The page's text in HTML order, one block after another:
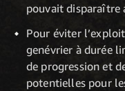
pouvait disparaître
Pour éviter
genévrier à durée
de progression et
potentielles pour